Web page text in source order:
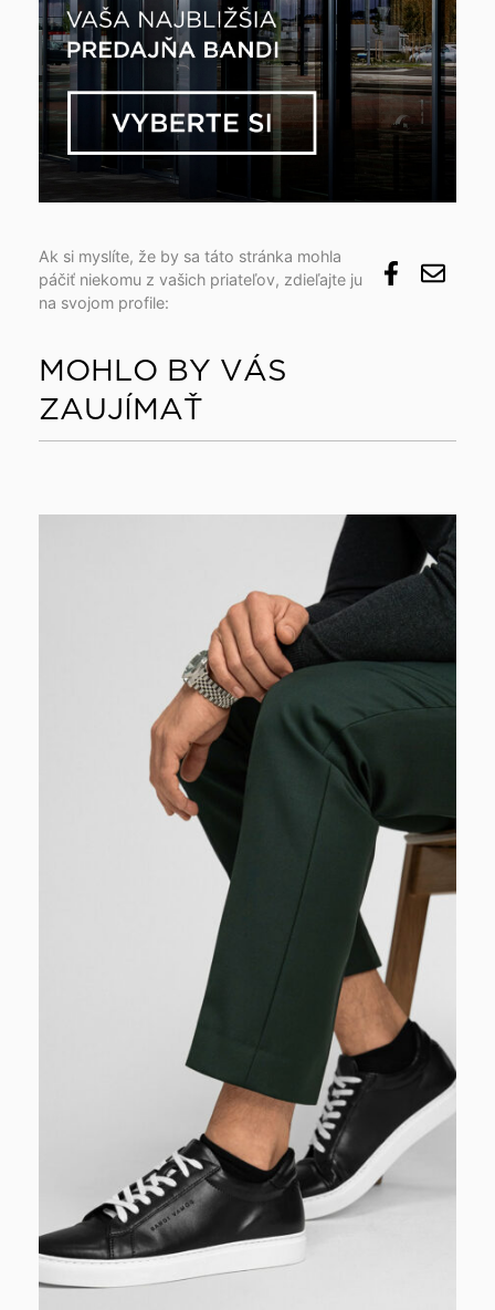
Ak si myslíte, že by sa táto stránka mohla
páčiť niekomu z vašich priateľov, zdieľajte ju
na svojom profile:
MOHLO BY VÁS
ZAUJÍMAŤ